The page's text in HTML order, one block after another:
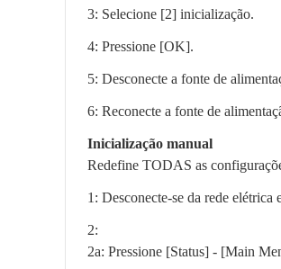
3: Selecione [2] inicialização.
4: Pressione [OK].
5: Desconecte a fonte de
6: Reconecte a fonte de
Inicialização manual
Redefine TODAS as
1: Desconecte-se da rede elétrica
2:
2a: Pressione [Status] - [Main